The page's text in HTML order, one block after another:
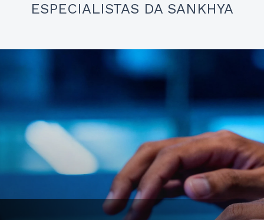
ESPECIALISTAS DA SANKHYA